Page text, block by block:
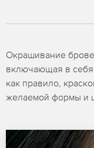
Окрашивание
включающая в
как правило,
желаемой формы и